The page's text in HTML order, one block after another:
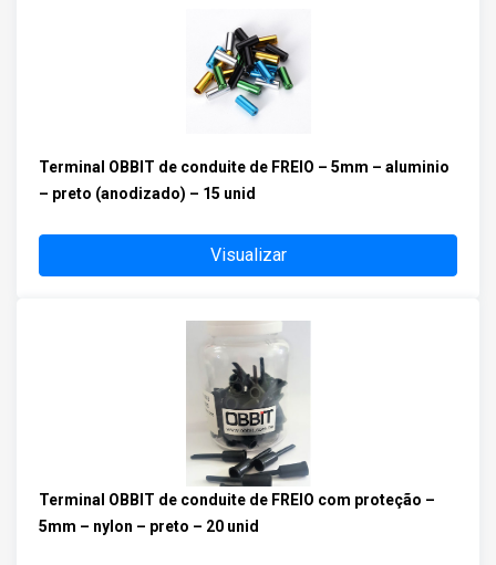
Terminal OBBIT de conduite de FREIO – 5mm – aluminio
– preto (anodizado) – 15 unid
Visualizar
Terminal OBBIT de conduite de FREIO com proteção –
5mm – nylon – preto – 20 unid